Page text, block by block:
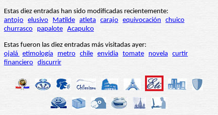
Estas diez entradas han sido modificadas recientemente:
antojo elusivo Matilde atleta carajo equivocación
chuico
churrasco
papalote Acapulco
Estas fueron las diez entradas más visitadas ayer:
ojalá etimología metro chile envidia tomate novela curtir
financiero discurrir